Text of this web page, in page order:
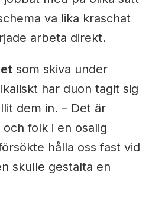
va lika kraschat
arbeta direkt.
som skiva under
har duon tagit sig
dem in. – Det är
folk i en osalig
hålla oss fast vid
skulle gestalta en